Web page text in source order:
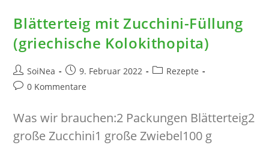
Tiropita)
Blätterteig mit Zucchini-Füllung
(griechische Kolokithopita)
Beitrags-
Autor:
SoiNea
Beitrag
veröffentlicht:
9. Februar 2022
Beitrags-
Rezepte
Beitrags-
0 Kommentare
Was wir brauchen:2 Packungen Blätterteig2
große Zucchini1 große Zwiebel100 g